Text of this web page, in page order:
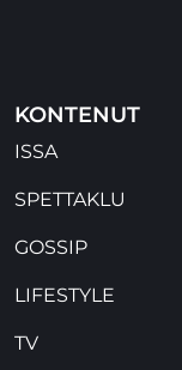
KONTENUT
ISSA
SPETTAKLU
GOSSIP
LIFESTYLE
TV